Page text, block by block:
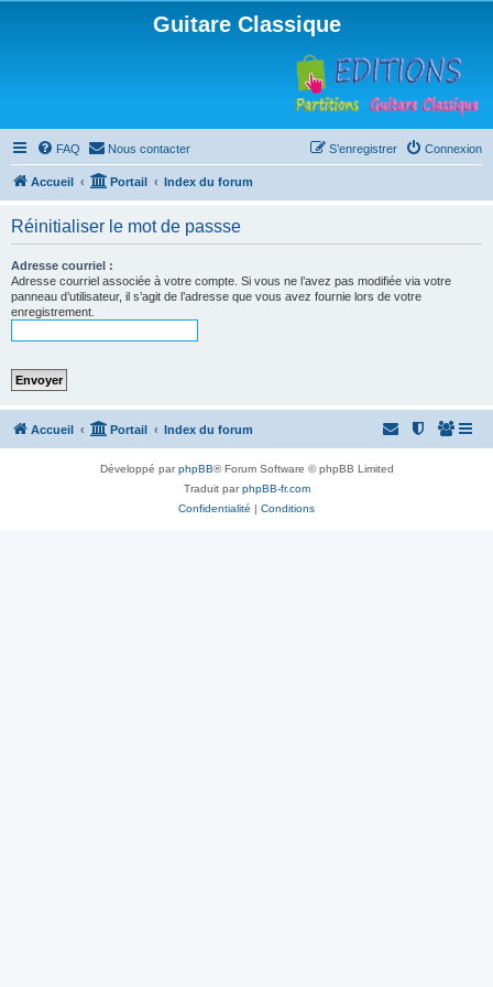
Guitare Classique
FAQ Nous contacter Connexion
S’enregistrer
Accueil Portail Index du forum
Réinitialiser le mot de passse
Adresse courriel :
Adresse courriel associée à votre compte. Si vous ne l’avez pas modifiée via votre
panneau d’utilisateur, il s’agit de l’adresse que vous avez fournie lors de votre
enregistrement.
Accueil Portail Index du forum
Développé parphpBB® Forum Software © phpBB Limited
Traduit parphpBB-fr.com
Confidentialité | Conditions